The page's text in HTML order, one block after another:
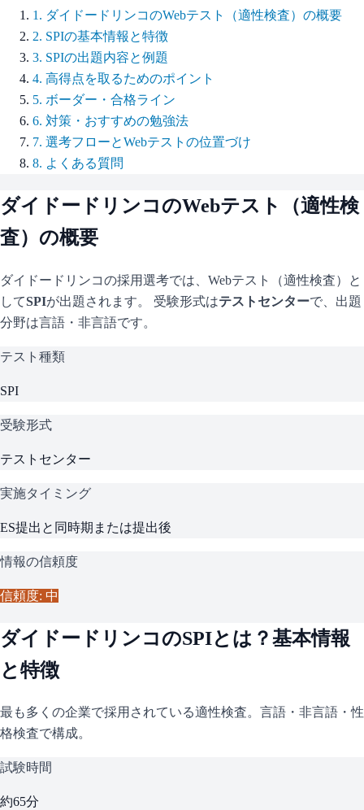
1 . ダイドードリンコのWebテスト（適性検査）の概要
2. SPIの基本情報と特徴
3. SPIの出題内容と例題
4. 高得点を取るためのポイント
5. ボーダー・合格ライン
6. 対策・おすすめの勉強法
7. 選考フローとWebテストの位置づけ
8. よくある質問
ダイドードリンコのWebテスト（適性検
査）の概要
ダイドードリンコの採用選考では、Webテスト（適性検査）と
してSPIが出題されます。 受験形式はテストセンターで、 出題
分野は言語・非言語です。
テスト種類
SPI
受験形式
テストセンター
実施タイミング
ES提出と同時期または提出後
情報の信頼度
信頼度: 中
ダイドードリンコのSPIとは？基本情報
と特徴
最も多くの企業で採用されている適性検査。言語・非言語・性
格検査で構成。
試験時間
約65分